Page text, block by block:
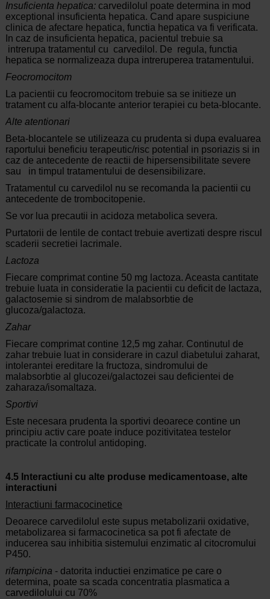
Insuficienta hepatica: carvedilolul poate determina in mod
exceptional insuficienta hepatica. Cand apare suspiciune
clinica de afectare hepatica, functia hepatica va fi verificata.
In caz de insuficienta hepatica, pacientul trebuie sa
intrerupa tratamentul cu carvedilol. De regula, functia
hepatica se normalizeaza dupa intreruperea tratamentului.
Feocromocitom
La pacientii cu feocromocitom trebuie sa se initieze un
tratament cu alfa-blocante anterior terapiei cu beta-blocante.
Alte atentionari
Beta-blocantele se utilizeaza cu prudenta si dupa evaluarea
raportului beneficiu terapeutic/risc potential in psoriazis si in
caz de antecedente de reactii de hipersensibilitate severe
sau in timpul tratamentului de desensibilizare.
Tratamentul cu carvedilol nu se recomanda la pacientii cu
antecedente de trombocitopenie.
Se vor lua precautii in acidoza metabolica severa.
Purtatorii de lentile de contact trebuie avertizati despre riscul
scaderii secretiei lacrimale.
Lactoza
Fiecare comprimat contine 50 mg lactoza. Aceasta cantitate
trebuie luata in consideratie la pacientii cu deficit de lactaza,
galactosemie si sindrom de malabsorbtie de
glucoza/galactoza.
Zahar
Fiecare comprimat contine 12,5 mg zahar. Continutul de
zahar trebuie luat in considerare in cazul diabetului zaharat,
intolerantei ereditare la fructoza, sindromului de
malabsorbtie al glucozei/galactozei sau deficientei de
zaharaza/isomaltaza.
Sportivi
Este necesara prudenta la sportivi deoarece contine un
principiu activ care poate induce pozitivitatea testelor
practicate la controlul antidoping.
4.5 Interactiuni cu alte produse medicamentoase, alte
interactiuni
Interactiuni farmacocinetice
Deoarece carvedilolul este supus metabolizarii oxidative,
metabolizarea si farmacocinetica sa pot fi afectate de
inducerea sau inhibitia sistemului enzimatic al citocromului
P450.
rifampicina - datorita inductiei enzimatice pe care o
determina, poate sa scada concentratia plasmatica a
carvedilolului cu 70%